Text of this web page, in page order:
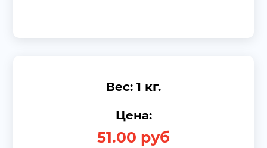
Вес: 1 кг.
Цена:
51.00 руб